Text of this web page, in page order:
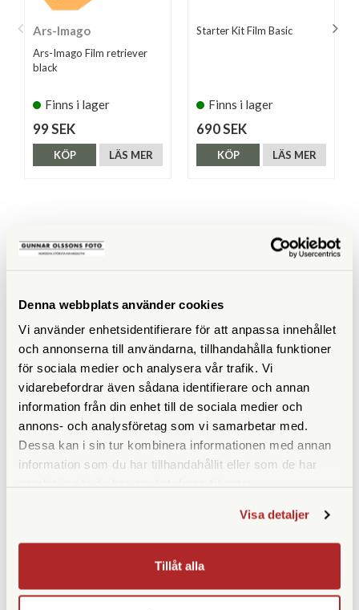
Denna webbplats använder cookies
Vi använder enhetsidentifierare för att anpassa innehållet
och annonserna till användarna, tillhandahålla funktioner
för sociala medier och analysera vår trafik. Vi
vidarebefordrar även sådana identifierare och annan
information från din enhet till de sociala medier och
annons- och analysföretag som vi samarbetar med.
Dessa kan i sin tur kombinera informationen med annan
information som du har tillhandahållit eller som de har
Visa detaljer
Tillåt alla
Ars-Imago
Ars-Imago Film retriever
black
Finns i lager
99 SEK
LÄS MER
KÖP
Starter Kit Film Basic
Finns i lager
690 SEK
LÄS MER
KÖP
ANDRA KÖPTE ÄVEN
Adox
29 SEK
Valoi
Finns i lager
69 SEK